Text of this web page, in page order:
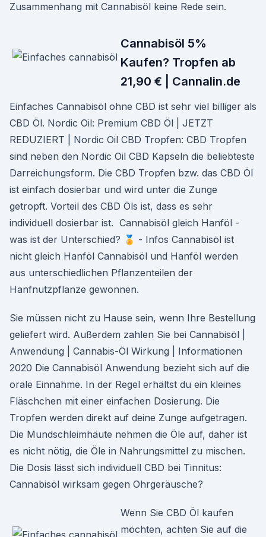
Zusammenhang mit Cannabisöl keine Rede sein.
Cannabisöl 5%
Kaufen? Tropfen ab
21,90 € | Cannalin.de
Einfaches Cannabisöl ohne CBD ist sehr viel billiger als
CBD Öl. Nordic Oil: Premium CBD Öl | JETZT
REDUZIERT | Nordic Oil CBD Tropfen: CBD Tropfen
sind neben den Nordic Oil CBD Kapseln die beliebteste
Darreichungsform. Die CBD Tropfen bzw. das CBD Öl
ist einfach dosierbar und wird unter die Zunge
getropft. Vorteil des CBD Öls ist, dass es sehr
individuell dosierbar ist. ️ Cannabisöl gleich Hanföl -
was ist der Unterschied? 🏅 - Infos Cannabisöl ist
nicht gleich Hanföl Cannabisöl und Hanföl werden
aus unterschiedlichen Pflanzenteilen der
Hanfnutzpflanze gewonnen.
Sie müssen nicht zu Hause sein, wenn Ihre Bestellung
geliefert wird. Außerdem zahlen Sie bei Cannabisöl |
Anwendung | Cannabis-Öl Wirkung | Informationen
2020 Die Cannabisöl Anwendung bezieht sich auf die
orale Einnahme. In der Regel erhältst du ein kleines
Fläschchen mit einer einfachen Dosierung. Die
Tropfen werden direkt auf deine Zunge aufgetragen.
Die Mundschleimhäute nehmen die Öle auf, daher ist
es nicht nötig, die Öle in Nahrungsmittel zu mischen.
Die Dosis lässt sich individuell CBD bei Tinnitus:
Cannabisöl wirksam gegen Ohrgeräusche?
Wenn Sie CBD Öl kaufen
möchten, achten Sie auf die